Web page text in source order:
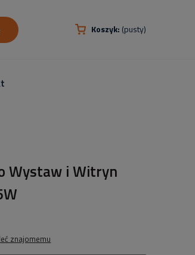
Koszyk: (pusty)
Wystaw i Witryn
znajomemu